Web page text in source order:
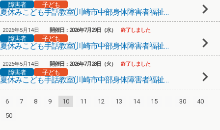
障害者 子ども
夏休みこども手話教室(川崎市中部身体障害者福祉会館)④
2026年5月14日
障害者 子ども
夏休みこども手話教室(川崎市中部身体障害者福祉会館)③
開催日：2026年7月29日（水） 終了しました
2026年5月14日
障害者 子ども
夏休みこども手話教室(川崎市中部身体障害者福祉会館)②
開催日：2026年7月28日（火） 終了しました
6 7 8 9 10 11 12 13 14 15 30
40
50